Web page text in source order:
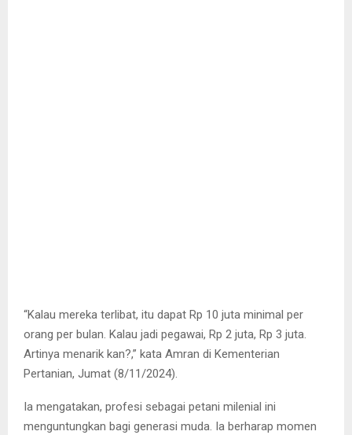
“Kalau mereka terlibat, itu dapat Rp 10 juta minimal per
orang per bulan. Kalau jadi pegawai, Rp 2 juta, Rp 3 juta.
Artinya menarik kan?,” kata Amran di Kementerian
Pertanian, Jumat (8/11/2024).
Ia mengatakan, profesi sebagai petani milenial ini
menguntungkan bagi generasi muda. Ia berharap momen